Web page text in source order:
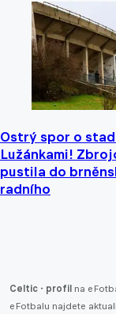
Ostrý spor o
Lužánkami!
pustila do
radního
Celtic - profil na
eFotbalu najdete